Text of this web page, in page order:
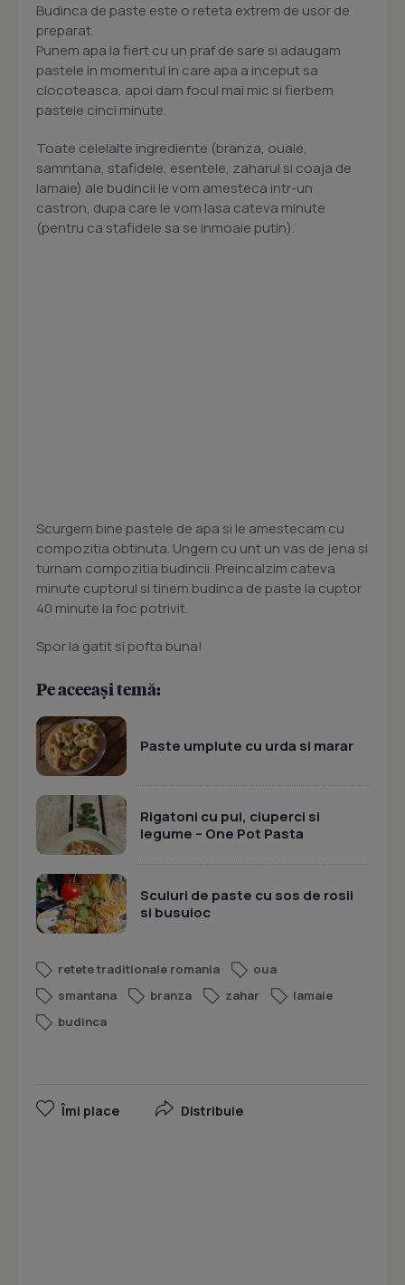
Budinca de paste este o reteta extrem de usor de
preparat.
Punem apa la fiert cu un praf de sare si adaugam
pastele in momentul in care apa a inceput sa
clocoteasca, apoi dam focul mai mic si fierbem
pastele cinci minute.
Toate celelalte ingrediente (branza, ouale,
samntana, stafidele, esentele, zaharul si coaja de
lamaie) ale budincii le vom amesteca intr-un
castron, dupa care le vom lasa cateva minute
(pentru ca stafidele sa se inmoaie putin).
Scurgem bine pastele de apa si le amestecam cu
compozitia obtinuta. Ungem cu unt un vas de jena si
turnam compozitia budincii. Preincalzim cateva
minute cuptorul si tinem budinca de paste la cuptor
40 minute la foc potrivit.
Spor la gatit si pofta buna!
Pe aceeași temă:
Paste umplute cu urda si marar
Rigatoni cu pui, ciuperci si
legume – One Pot Pasta
Sculuri de paste cu sos de rosii
si busuioc
retete traditionale romania
oua
smantana
branza zahar
lamaie
budinca
Îmi place Distribuie